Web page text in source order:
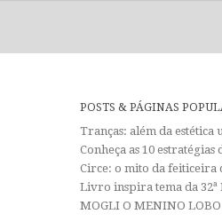
POSTS & PÁGINAS
Tranças: além da
Conheça as 10
Circe: o mito da feiticeira
Livro inspira tema da 32ª
MOGLI O MENINO LOBO